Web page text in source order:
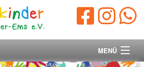
MENÜ